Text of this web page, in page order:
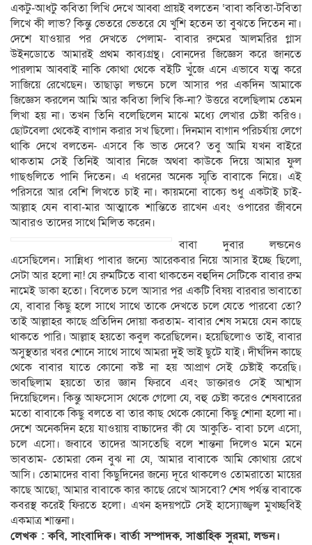
একটু-আধটু কবিতা লিখি দেখে আব্বা প্রায়ই বলতেন ‘বাবা কবিতা-টবিতা
লিখে কী লাভ? কিন্তু ভেতরে ভেতরে যে খুশি হতেন তা বুঝতে দিতেন না।
দেশে যাওয়ার পর দেখতে পেলাম- বাবার রুমের আলমরির গ্লাস
উইনডোতে আমারই প্রথম কাব্যগ্রন্থ। বোনদের জিজ্ঞেস করে জানতে
পারলাম আব্বাই নাকি কোথা থেকে বইটি খুঁজে এনে এভাবে যত্ম করে
সাজিয়ে রেখেছেন। তাছাড়া লন্ডনে চলে আসার পর একদিন আমাকে
জিজ্ঞেস করলেন আমি আর কবিতা লিখি কি-না? উত্তরে বলেছিলাম তেমন
লিখা হয় না। তখন তিনি বলেছিলেন মাঝে মধ্যে লেখার চেষ্টা করিও।
ছোটবেলা থেকেই বাগান করার সখ ছিলো। দিনমান বাগান পরিচর্যায় লেগে
থাকি দেখে বলতেন- এসবে কি ভাত দেবে? তবু আমি যখন বাইরে
থাকতাম সেই তিনিই আবার নিজে অথবা কাউকে দিয়ে আমার ফুল
গাছগুলিতে পানি দিতেন। এ ধরনের অনেক স্মৃতি বাবাকে নিয়ে। এই
পরিসরে আর বেশি লিখতে চাই না। কায়মনো বাক্যে শুধু একটাই চাই-
আল্লাহ যেন বাবা-মার আত্মাকে শান্তিতে রাখেন এবং ওপারের জীবনে
আবারও তাদের সাথে মিলিত করেন।
বাবা দুবার লন্ডনেও
এসেছিলেন। সান্নিধ্য পাবার জন্যে আরেকবার নিয়ে আসার ইচ্ছে ছিলো,
সেটা আর হলো না! যে রুমটিতে বাবা থাকতেন বহুদিন সেটিকে বাবার রুম
নামেই ডাকা হতো। বিলেত চলে আসার পর একটি বিষয় বারবার ভাবাতো
যে, বাবার কিছু হলে সাথে সাথে তাকে দেখতে চলে যেতে পারবো তো?
তাই আল্লাহর কাছে প্রতিদিন দোয়া করতাম- বাবার শেষ সময়ে যেন কাছে
থাকতে পারি। আল্লাহ হয়তো কবুল করেছিলেন। হয়েছিলোও তাই, বাবার
অসুস্থতার খবর শোনে সাথে সাথে আমরা দুই ভাই ছুটে যাই। দীর্ঘদিন কাছে
থেকে বাবার যাতে কোনো কষ্ট না হয় আপ্রাণ সেই চেষ্টাই করেছি।
ভাবছিলাম হয়তো তার জ্ঞান ফিরবে এবং ডাক্তারও সেই আশ্বাস
দিয়েছিলেন। কিন্তু আফসোস থেকে গেলো যে, বহু চেষ্টা করেও শেষবারের
মতো বাবাকে কিছু বলতে বা তার কাছ থেকে কোনো কিছু শোনা হলো না।
দেশে অনেকদিন হয়ে যাওয়ায় বাচ্চাদের কী যে আকুতি- বাবা চলে এসো,
চলে এসো। জবাবে তাদের আসতেছি বলে শান্তনা দিলেও মনে মনে
ভাবতাম- তোমরা কেন বুঝ না যে, আমার বাবাকে আমি কোথায় রেখে
আসি। তোমাদের বাবা কিছুদিনের জন্যে দূরে থাকলেও তোমরাতো মায়ের
কাছে আছো, আমার বাবাকে কার কাছে রেখে আসবো? শেষ পর্যন্ত বাবাকে
কবরস্থ করেই ফিরতে হলো। এখন হৃদয়পটে সেই হাস্যোজ্জ্বল মুখচ্ছবিই
একমাত্র শান্তনা।
লেখক : কবি, সাংবাদিক। বার্তা সম্পাদক, সাপ্তাহিক সুরমা, লন্ডন।